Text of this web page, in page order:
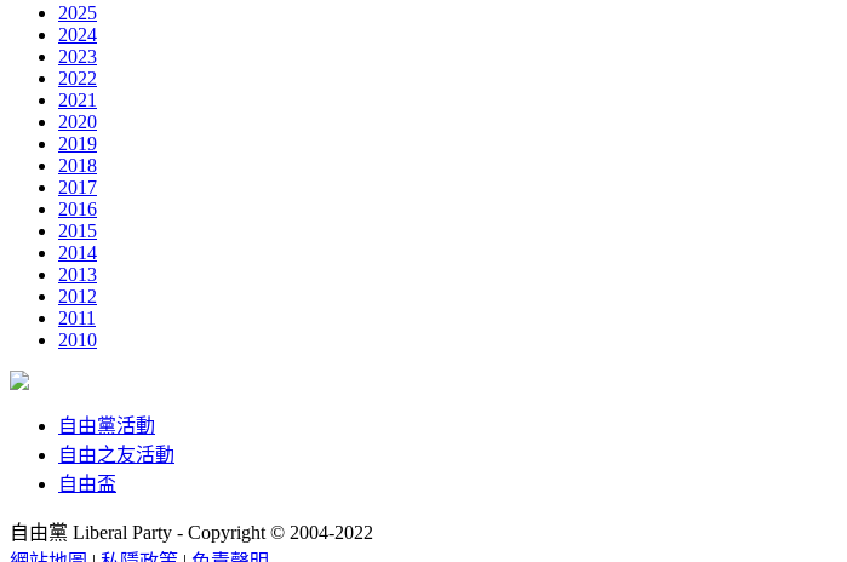
2025
2024
2023
2022
2021
2020
2019
2018
2017
2016
2015
2014
2013
2012
2011
2010
自由黨活動
自由之友活動
自由盃
自由黨 Liberal Party - Copyright © 2004-2022